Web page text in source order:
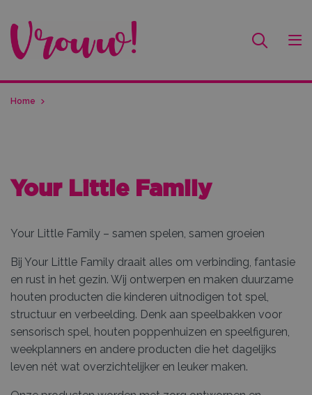
Home
Your Little Family
Your Little Family – samen spelen, samen groeien
Bij Your Little Family draait alles om verbinding, fantasie
en rust in het gezin. Wij ontwerpen en maken duurzame
houten producten die kinderen uitnodigen tot spel,
structuur en verbeelding. Denk aan speelbakken voor
sensorisch spel, houten poppenhuizen en speelfiguren,
weekplanners en andere producten die het dagelijks
leven nét wat overzichtelijker en leuker maken.